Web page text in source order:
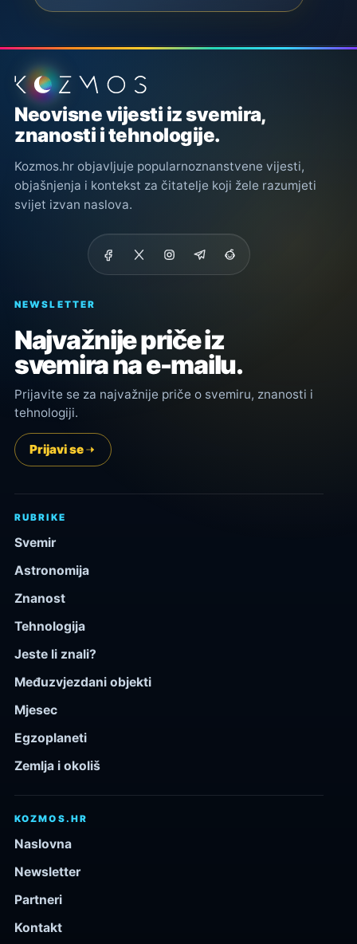
Podnožje stranice
Neovisne vijesti iz svemira,
znanosti i tehnologije.
Kozmos.hr objavljuje popularnoznanstvene vijesti,
objašnjenja i kontekst za čitatelje koji žele razumjeti
svijet izvan naslova.
NEWSLETTER
Najvažnije priče iz
svemira na e-mailu.
Prijavite se za najvažnije priče o svemiru, znanosti i
tehnologiji.
Prijavi se
RUBRIKE
Svemir
Astronomija
Znanost
Tehnologija
Jeste li znali?
Međuzvjezdani objekti
Mjesec
Egzoplaneti
Zemlja i okoliš
KOZMOS.HR
Naslovna
Newsletter
Partneri
Kontakt